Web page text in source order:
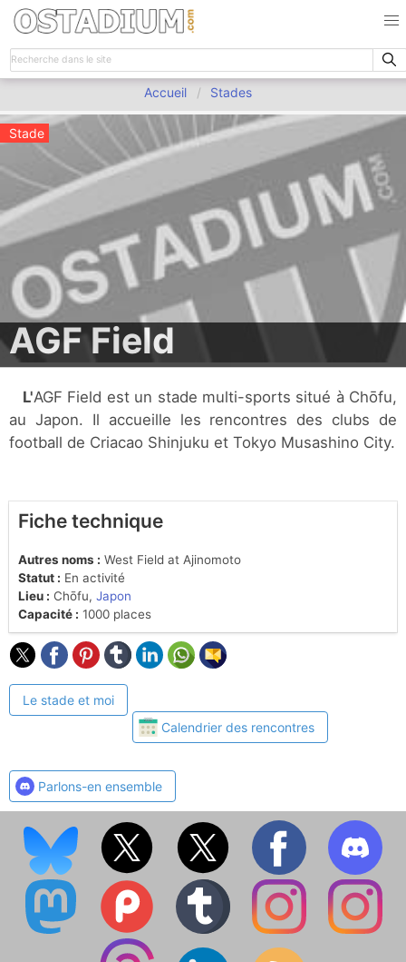
Accueil Stades
Stade
AGF Field
L'AGF Field est un stade multi-sports situé à Chōfu,
au Japon. Il accueille les rencontres des clubs de
football de Criacao Shinjuku et Tokyo Musashino City.
Fiche technique
Autres noms : West Field at Ajinomoto
Statut : En activité
Lieu : Chōfu, Japon
Capacité : 1000 places
Le stade et moi
Calendrier des rencontres
Parlons-en ensemble